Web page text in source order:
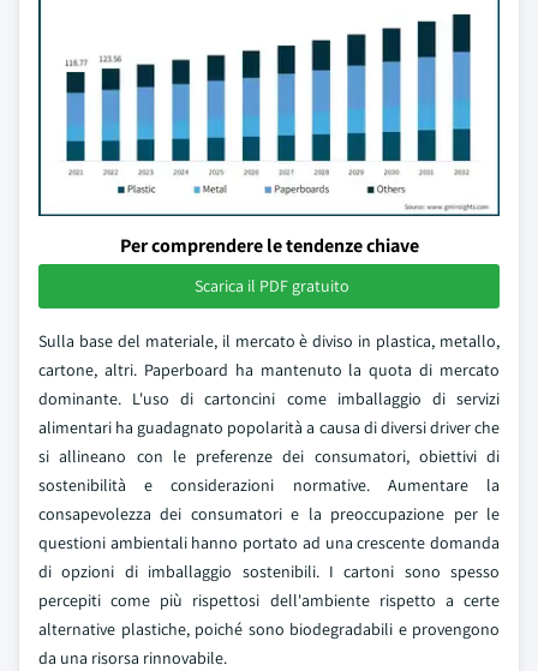
Per comprendere le tendenze chiave
Scarica il PDF gratuito
Sulla base del materiale, il mercato è diviso in plastica, metallo,
cartone, altri. Paperboard ha mantenuto la quota di mercato
dominante. L'uso di cartoncini come imballaggio di servizi
alimentari ha guadagnato popolarità a causa di diversi driver che
si allineano con le preferenze dei consumatori, obiettivi di
sostenibilità e considerazioni normative. Aumentare la
consapevolezza dei consumatori e la preoccupazione per le
questioni ambientali hanno portato ad una crescente domanda
di opzioni di imballaggio sostenibili. I cartoni sono spesso
percepiti come più rispettosi dell'ambiente rispetto a certe
alternative plastiche, poiché sono biodegradabili e provengono
da una risorsa rinnovabile.